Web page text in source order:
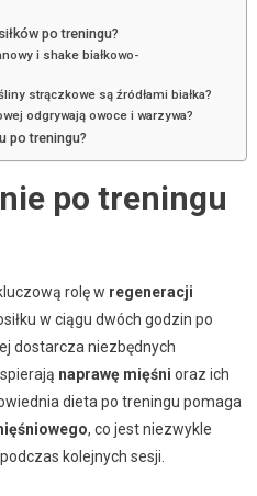
po treningu?
i shake białkowo-
strączkowe są źródłami białka?
odgrywają owoce i warzywa?
po treningu?
po treningu
rolę w regeneracji
w ciągu dwóch godzin po
dostarcza niezbędnych
naprawę mięśni oraz ich
dieta po treningu pomaga
, co jest niezwykle
kolejnych sesji.